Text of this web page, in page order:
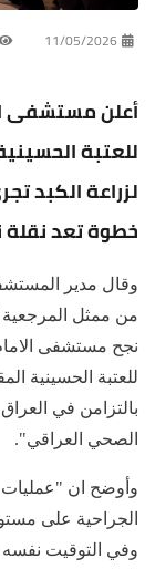
11/05/2026
أعلن مستشفى
للعتبة
لزراعة الكبد
خطوة تعد
وقال مدير
من ممثل المرجعية
نجح مستشفى الامام
للعتبة الحسينية
بالتزامن في
الصحي العراقي".
وأوضح ان "عمليات
الجراحية على
وفي التوقيت